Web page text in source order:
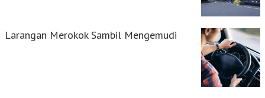
Larangan Merokok Sambil Mengemudi